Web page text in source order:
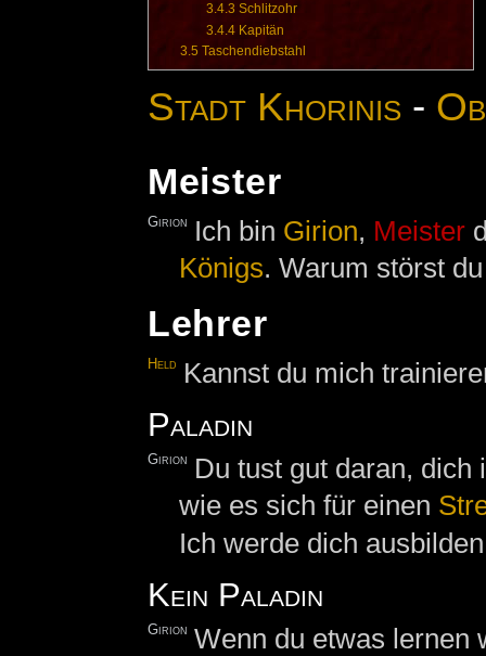
3.4.3 Schlitzohr
3.4.4 Kapitän
3.5 Taschendiebstahl
Stadt Khorinis-
Meister
Girion Ich bin Girion, Meister
Königs. Warum störst
Lehrer
Held Kannst du mich
Paladin
Girion
Du tust gut daran,
wie es sich für einen
Ich werde dich
Kein Paladin
Girion Wenn du etwas lernen